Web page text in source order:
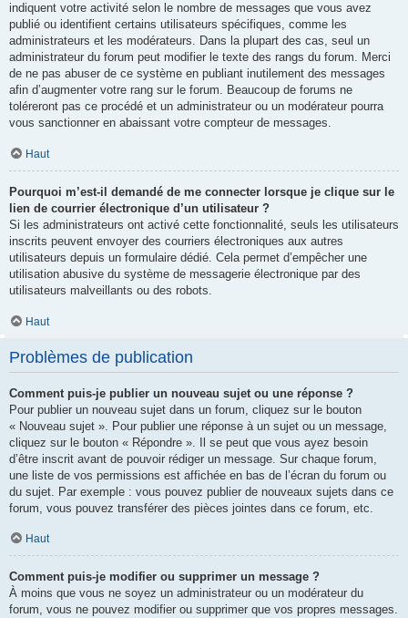
indiquent votre activité selon le nombre de messages que vous avez
publié ou identifient certains utilisateurs spécifiques, comme les
administrateurs et les modérateurs. Dans la plupart des cas, seul un
administrateur du forum peut modifier le texte des rangs du forum. Merci
de ne pas abuser de ce système en publiant inutilement des messages
afin d’augmenter votre rang sur le forum. Beaucoup de forums ne
toléreront pas ce procédé et un administrateur ou un modérateur pourra
vous sanctionner en abaissant votre compteur de messages.
Haut
Pourquoi m’est-il demandé de me connecter lorsque je clique sur le
lien de courrier électronique d’un utilisateur ?
Si les administrateurs ont activé cette fonctionnalité, seuls les utilisateurs
inscrits peuvent envoyer des courriers électroniques aux autres
utilisateurs depuis un formulaire dédié. Cela permet d’empêcher une
utilisation abusive du système de messagerie électronique par des
utilisateurs malveillants ou des robots.
Haut
Problèmes de publication
Comment puis-je publier un nouveau sujet ou une réponse ?
Pour publier un nouveau sujet dans un forum, cliquez sur le bouton
« Nouveau sujet ». Pour publier une réponse à un sujet ou un message,
cliquez sur le bouton « Répondre ». Il se peut que vous ayez besoin
d’être inscrit avant de pouvoir rédiger un message. Sur chaque forum,
une liste de vos permissions est affichée en bas de l’écran du forum ou
du sujet. Par exemple : vous pouvez publier de nouveaux sujets dans ce
forum, vous pouvez transférer des pièces jointes dans ce forum, etc.
Haut
Comment puis-je modifier ou supprimer un message ?
À moins que vous ne soyez un administrateur ou un modérateur du
forum, vous ne pouvez modifier ou supprimer que vos propres messages.